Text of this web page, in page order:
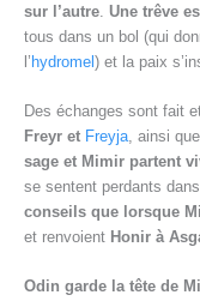
sur l’autre Une trêve
tous dans un bol (qui
l’hydromel) et la paix
Des échanges sont fait
Freyr et Freyja, ainsi
sage et Mimir partent
se sentent perdants
conseils que lorsque
et renvoient Honir à
Odin garde la tête de